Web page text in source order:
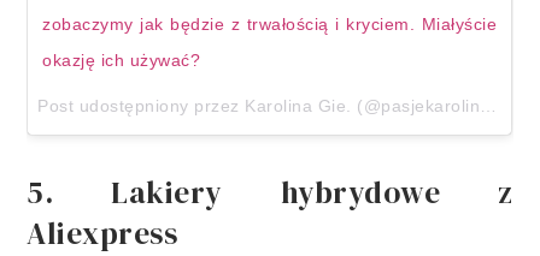
zobaczymy jak będzie z trwałością i kryciem. Miałyście
okazję ich używać?
Post udostępniony przez Karolina Gie. (@pasjekaroliny)
5. Lakiery hybrydowe z
Aliexpress